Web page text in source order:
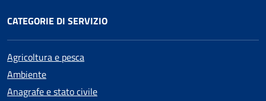
CATEGORIE DI SERVIZIO
Agricoltura e pesca
Ambiente
Anagrafe e stato civile